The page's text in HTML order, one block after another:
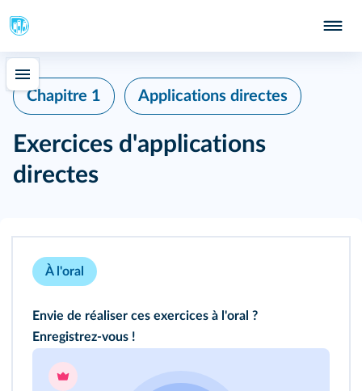
Chapitre 1 Applications directes
Exercices d'applications
directes
À l'oral
Envie de réaliser ces exercices à l'oral ?
Enregistrez-vous !